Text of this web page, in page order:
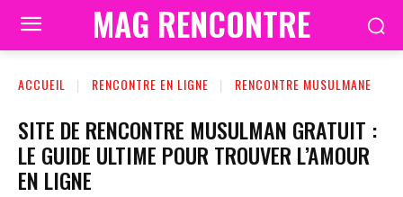
MAG RENCONTRE
ACCUEIL RENCONTRE EN LIGNE RENCONTRE MUSULMANE
SITE DE RENCONTRE MUSULMAN GRATUIT :
LE GUIDE ULTIME POUR TROUVER L’AMOUR
EN LIGNE